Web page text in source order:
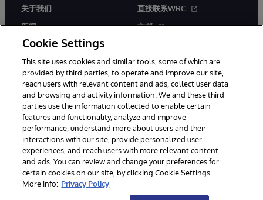
关于我们
新闻
活动
工作机会
直接联系WRC
文档
© 1996-2026 InterSystems Corporation, Boston, MA. 系联软件（北
京）有限公司 版权所有。京ICP备2021005331号
通知/条款和条件 隐私声明 保证 无障碍
Cookie Settings
This site uses cookies and similar tools, some of which are
provided by third parties, to operate and improve our site,
reach users with relevant content and ads, collect user data
and browsing and activity information. We and these third
parties use the information collected to enable certain
features and functionality, analyze and improve
performance, understand more about users and their
interactions with our site, provide personalized user
experiences, and reach users with more relevant content
and ads. You can review and change your preferences for
certain cookies on our site, by clicking Cookie Settings.
More info: Privacy Policy